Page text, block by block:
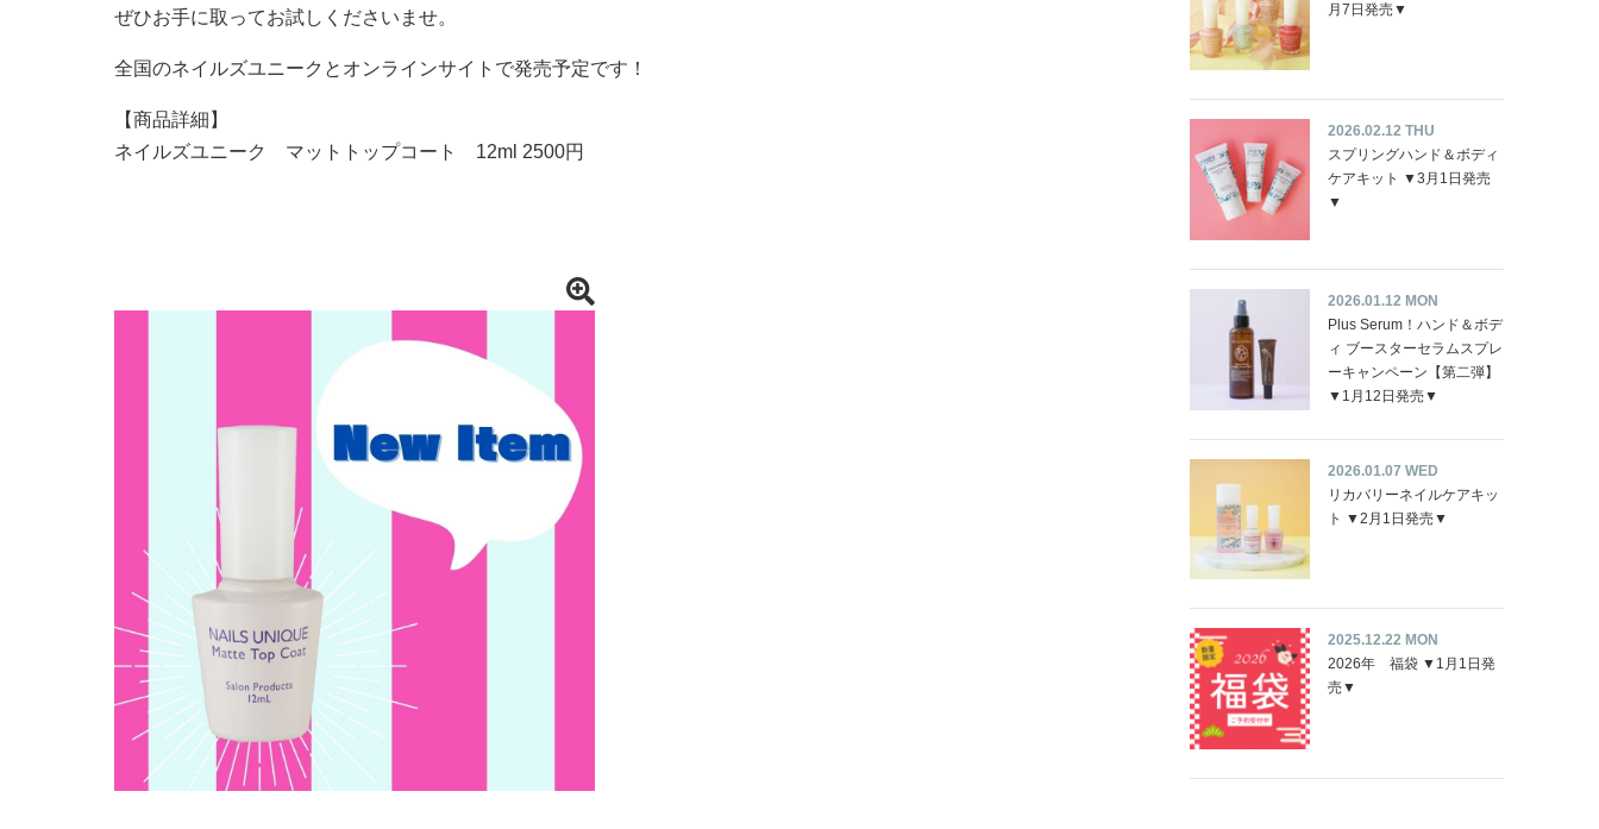
ぜひお手に取ってお試しくださいませ。
全国のネイルズユニークとオンラインサイトで発売予定です！
【商品詳細】
ネイルズユニーク マットトップコート 12ml 2500円
月7日発売▼
2026.02.12 THU
スプリングハンド＆ボディ
ケアキット ▼3月1日発売
▼
2026.01.12 MON
Plus Serum！ハンド＆ボデ
ィ ブースターセラムスプレ
ーキャンペーン【第二弾】
▼1月12日発売▼
2026.01.07 WED
リカバリーネイルケアキッ
ト ▼2月1日発売▼
2025.12.22 MON
2026年 福袋 ▼1月1日発
売▼